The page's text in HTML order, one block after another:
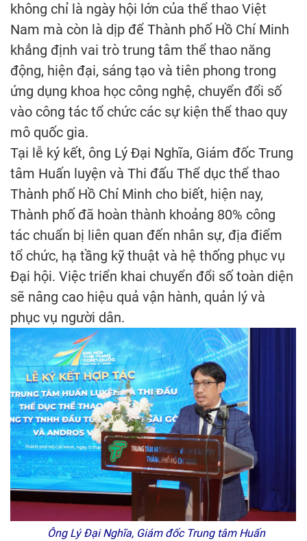
không chỉ là ngày hội lớn của thể thao Việt
Nam mà còn là dịp để Thành phố Hồ Chí Minh
khẳng định vai trò trung tâm thể thao năng
động, hiện đại, sáng tạo và tiên phong trong
ứng dụng khoa học công nghệ, chuyển đổi số
vào công tác tổ chức các sự kiện thể thao quy
mô quốc gia.
Tại lễ ký kết, ông Lý Đại Nghĩa, Giám đốc Trung
tâm Huấn luyện và Thi đấu Thể dục thể thao
Thành phố Hồ Chí Minh cho biết, hiện nay,
Thành phố đã hoàn thành khoảng 80% công
tác chuẩn bị liên quan đến nhân sự, địa điểm
tổ chức, hạ tầng kỹ thuật và hệ thống phục vụ
Đại hội. Việc triển khai chuyển đổi số toàn diện
sẽ nâng cao hiệu quả vận hành, quản lý và
phục vụ người dân.
Ông Lý Đại Nghĩa, Giám đốc Trung tâm Huấn